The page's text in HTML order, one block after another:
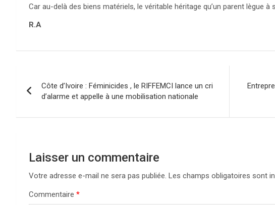
Car au-delà des biens matériels, le véritable héritage qu’un parent lègue à
R.A
de
l’article
Côte d’Ivoire : Féminicides , le RIFFEMCI lance un cri
d’alarme et appelle à une mobilisation nationale
Laisser un commentaire
Votre adresse e-mail ne sera pas publiée. Les champs obligatoires sont
Commentaire *